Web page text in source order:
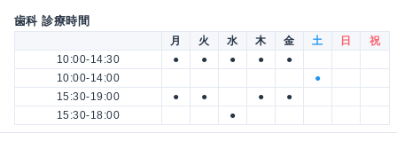
歯科 診療時間
月 火 水 木 金 土 日
祝
10:00-14:30
● ● ● ●
●
10:00-14:00
●
15:30-19:00
● ● ●
●
15:30-18:00
●